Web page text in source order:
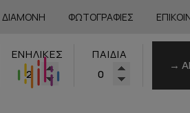
ΔΙΑΜΟΝΉ ΦΩΤΟΓΡΑΦΊΕΣ
ΕΝΉΛΙΚΕΣ ΠΑΙΔΙΆ
→